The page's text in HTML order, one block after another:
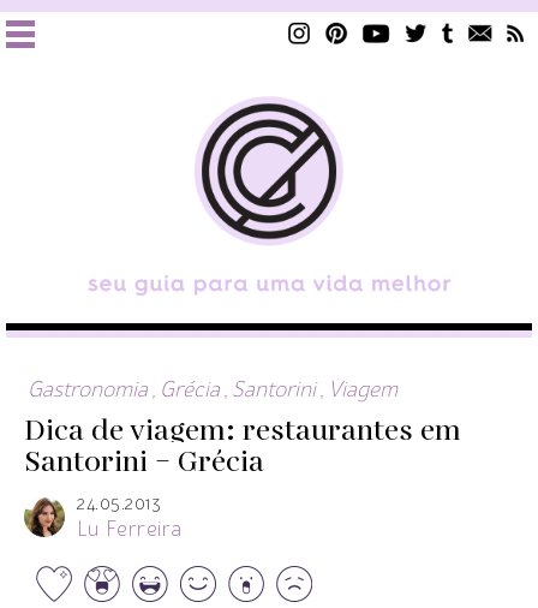
Gastronomia Grécia Santorini Viagem
Dica de viagem: restaurantes em
Santorini – Grécia
24.05.2013
Lu Ferreira